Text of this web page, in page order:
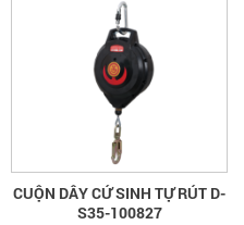
CUỘN DÂY CỨ SINH TỰ RÚT D-
S35-100827